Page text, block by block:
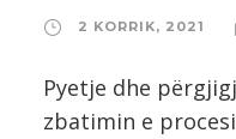
2 KORRIK, 2021
Pyetje dhe
zbatimin e